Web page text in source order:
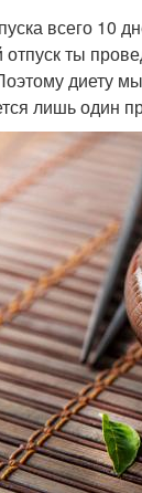
всего
отпуск ты
диету
лишь один